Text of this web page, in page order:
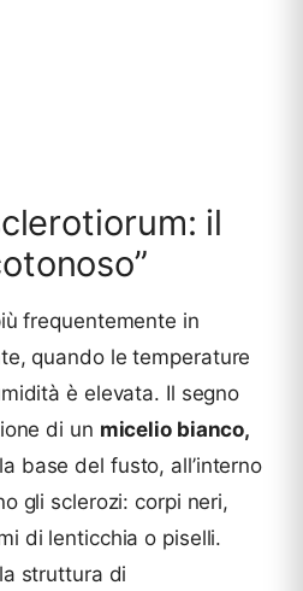
il
frequentemente in
quando le temperature
è elevata. Il segno
di un micelio bianco,
base del fusto, all’interno
gli sclerozi: corpi neri,
di lenticchia o piselli.
struttura di